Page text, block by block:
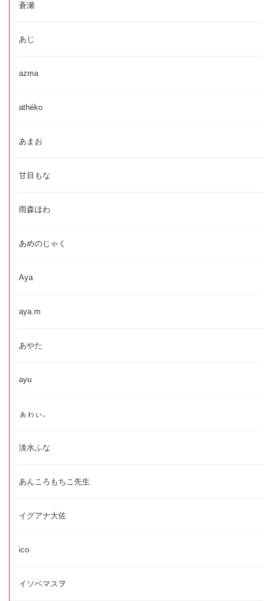
蒼瀬
あじ
azma
athéko
あまお
甘目もな
雨森ほわ
あめのじゃく
Aya
aya.m
あやた
ayu
ぁゎぃ。
淡水ふな
あんころもちこ先生
イグアナ大佐
ico
イソベマスヲ